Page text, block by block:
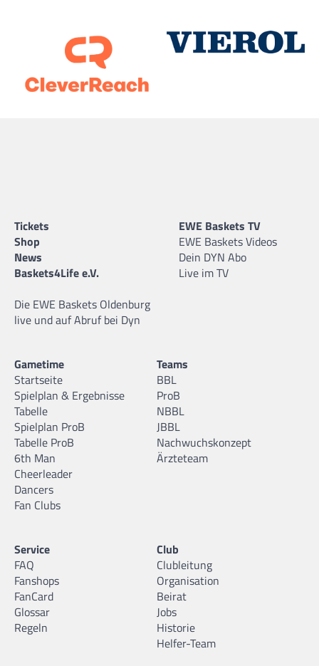
Tickets
Shop
News
Baskets4Life e.V.
Die EWE Baskets Oldenburg
live und auf Abruf bei Dyn
EWE Baskets TV
EWE Baskets Videos
Dein DYN Abo
Live im TV
Gametime
Startseite
Spielplan & Ergebnisse
Tabelle
Spielplan ProB
Tabelle ProB
6th Man
Cheerleader
Dancers
Fan Clubs
Teams
BBL
ProB
NBBL
JBBL
Nachwuchskonzept
Ärzteteam
Service
FAQ
Fanshops
FanCard
Glossar
Regeln
Club
Clubleitung
Organisation
Beirat
Jobs
Historie
Helfer-Team